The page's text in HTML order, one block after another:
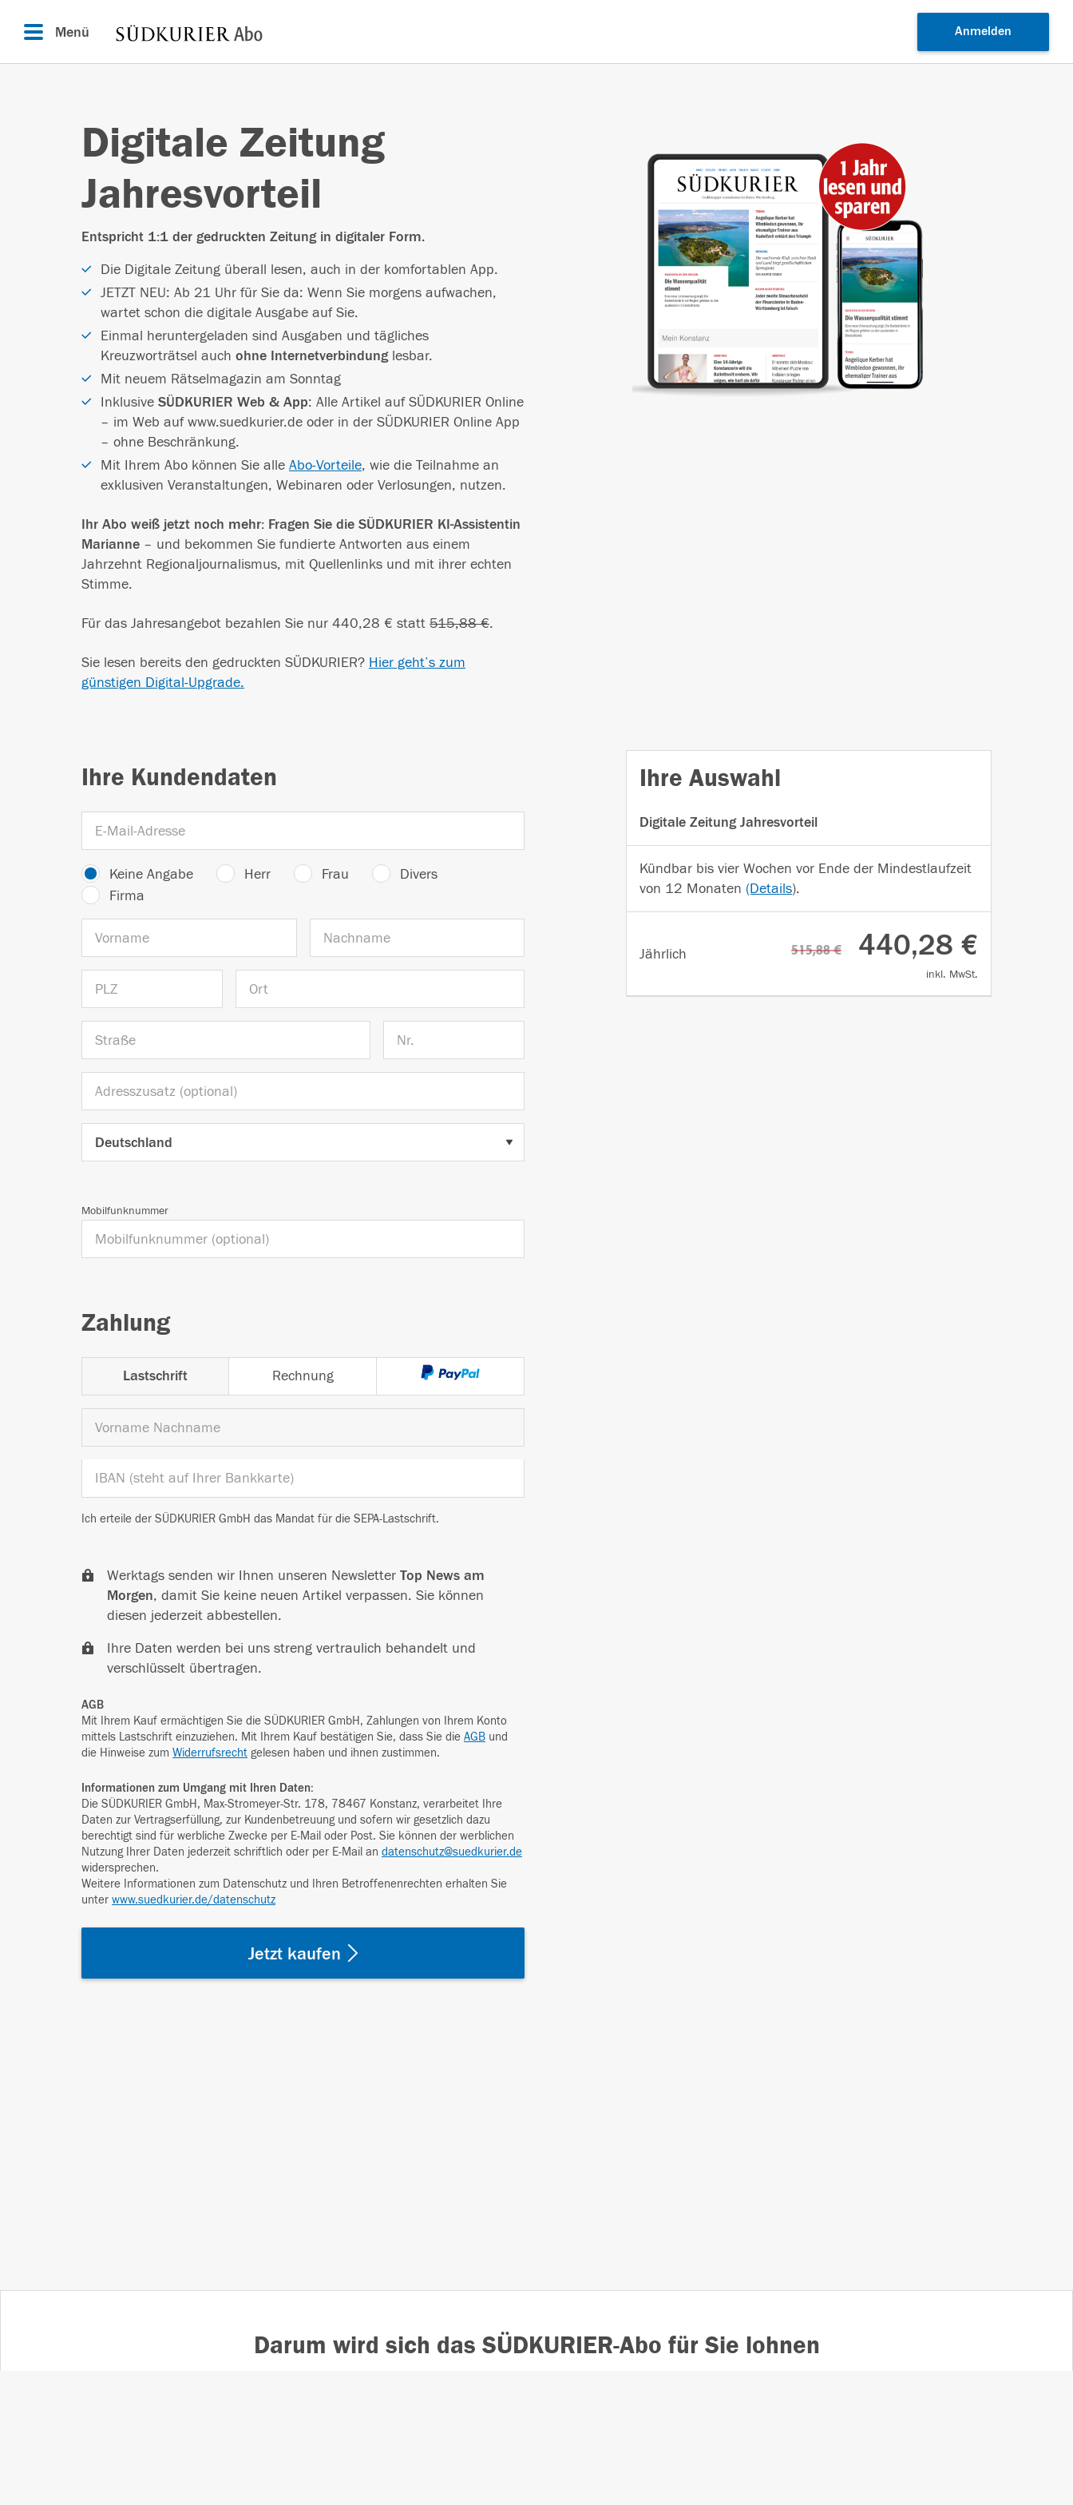
Menü Anmelden
Digitale Zeitung
Jahresvorteil
Entspricht 1:1 der gedruckten Zeitung in digitaler Form.
Die Digitale Zeitung überall lesen, auch in der komfortablen App.
JETZT NEU: Ab 21 Uhr für Sie da: Wenn Sie morgens aufwachen,
wartet schon die digitale Ausgabe auf Sie.
Einmal heruntergeladen sind Ausgaben und tägliches
Kreuzworträtsel auch ohne Internetverbindunglesbar.
Mit neuem Rätselmagazin am Sonntag
Inklusive SÜDKURIER Web & App: Alle Artikel auf SÜDKURIER Online
– im Web auf www.suedkurier.de oder in der SÜDKURIER Online App
– ohne Beschränkung.
Mit Ihrem Abo können Sie alle Abo-Vorteile, wie die Teilnahme an
exklusiven Veranstaltungen, Webinaren oder Verlosungen, nutzen.
Ihr Abo weiß jetzt noch mehr: Fragen Sie die SÜDKURIER KI-Assistentin
Marianne – und bekommen Sie fundierte Antworten aus einem
Jahrzehnt Regionaljournalismus, mit Quellenlinks und mit ihrer echten
Stimme.
Für das Jahresangebot bezahlen Sie nur 440,28 € statt 515,88 €.
Sie lesen bereits den gedruckten SÜDKURIER? Hier geht’s zum
günstigen Digital-Upgrade.
Ihre Kundendaten
Keine Angabe Herr Frau
Divers
Firma
Mobilfunknummer
Zahlung
Lastschrift Rechnung
Ich erteile der SÜDKURIER GmbH das Mandat für die SEPA-Lastschrift.
Werktags senden wir Ihnen unseren Newsletter Top News am
Morgen, damit Sie keine neuen Artikel verpassen. Sie können
diesen jederzeit abbestellen.
Ihre Daten werden bei uns streng vertraulich behandelt und
verschlüsselt übertragen.
AGB
Mit Ihrem Kauf ermächtigen Sie die SÜDKURIER GmbH, Zahlungen von Ihrem Konto
mittels Lastschrift einzuziehen. Mit Ihrem Kauf bestätigen Sie, dass Sie die AGB und
die Hinweise zum Widerrufsrecht gelesen haben und ihnen zustimmen.
Informationen zum Umgang mit Ihren Daten:
Die SÜDKURIER GmbH, Max-Stromeyer-Str. 178, 78467 Konstanz, verarbeitet Ihre
Daten zur Vertragserfüllung, zur Kundenbetreuung und sofern wir gesetzlich dazu
berechtigt sind für werbliche Zwecke per E-Mail oder Post. Sie können der werblichen
Nutzung Ihrer Daten jederzeit schriftlich oder per E-Mail an datenschutz@suedkurier.de
widersprechen.
Weitere Informationen zum Datenschutz und Ihren Betroffenenrechten erhalten Sie
unter www.suedkurier.de/datenschutz
Jetzt kaufen
Ihre Auswahl
Digitale Zeitung Jahresvorteil
Kündbar bis vier Wochen vor Ende der Mindestlaufzeit
von 12 Monaten (Details).
Jährlich 515,88 € 440,28 €
inkl. MwSt.
Darum wird sich das SÜDKURIER-Abo für Sie lohnen